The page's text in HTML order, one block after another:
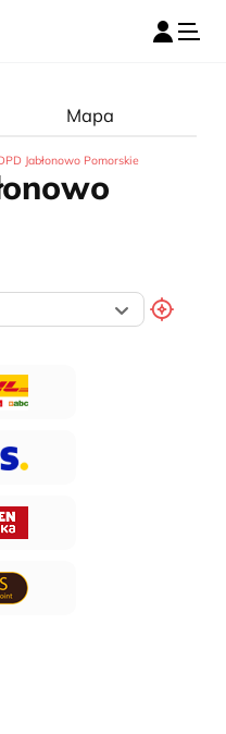
Mapa
Jabłonowo Pomorskie